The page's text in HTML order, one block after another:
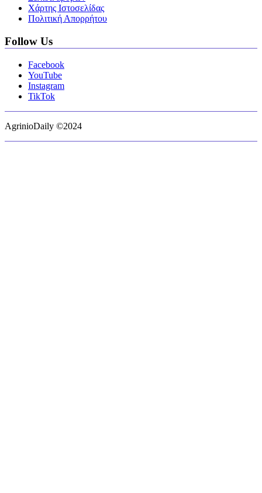
Χάρτης Ιστοσελίδας
Πολιτική Απορρήτου
Follow Us
Facebook
YouTube
Instagram
TikTok
AgrinioDaily ©2024